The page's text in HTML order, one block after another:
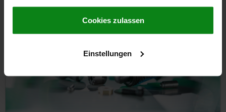
gesammelt haben.Cookie Richtlinien
Datenschutz|AGB
Cookies zulassen
Einstellungen